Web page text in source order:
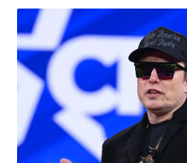
게
배
우
는